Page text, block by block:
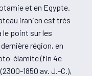
et en Egypte.
iranien est très
le point sur les
région, en
élamite (fin 4e
1850 av. J.-C.),